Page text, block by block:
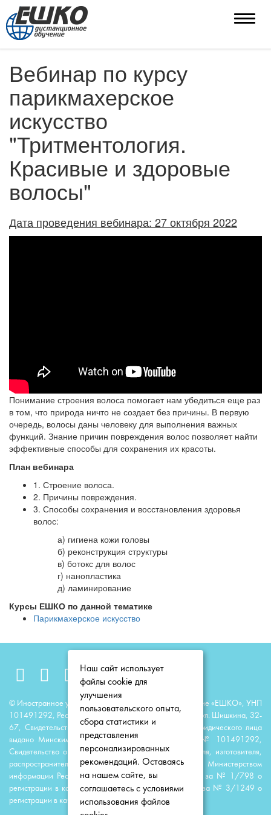
Toggle
Вебинар по курсу
парикмахерское
искусство
"Тритментология.
Красивые и здоровые
волосы"
Дата проведения вебинара: 27 октября 2022
Понимание строения волоса помогает нам убедиться еще раз
в том, что природа ничто не создает без причины. В первую
очередь, волосы даны человеку для выполнения важных
функций. Знание причин повреждения волос позволяет найти
эффективные способы для сохранения их красоты.
План вебинара
1. Строение волоса.
2. Причины повреждения.
3. Способы сохранения и восстановления здоровья
волос:
а) гигиена кожи головы
б) реконструкция структуры
в) ботокс для волос
г) нанопластика
д) ламинирование
Курсы ЕШКО по данной тематике
Парикмахерское искусство
© Иностранное унитарное образовательное предприятие «ЕШКО», УНП
101491292, Республика Беларусь, 220118, г. Минск, ул. Шишкина, 32-
67, Свидетельство о государственной регистрации юридического лица
выдано Минским горисполкомом 23 июня 2014 г. № 101491292,
Свидетельство о государственной регистрации издателя, изготовителя,
распространителя печатных изданий выдано Министерством
информации Республики Беларусь 11 августа 2014 г. за № 1/798 о
регистрации в качестве издателя; 11 апреля 2016 г. за № 3/1249 о
регистрации в качестве распространителя.
Наш сайт использует
файлы cookie для
улучшения
пользовательского опыта,
сбора статистики и
представления
персонализированных
рекомендаций. Оставаясь
на нашем сайте, вы
соглашаетесь с условиями
использования файлов